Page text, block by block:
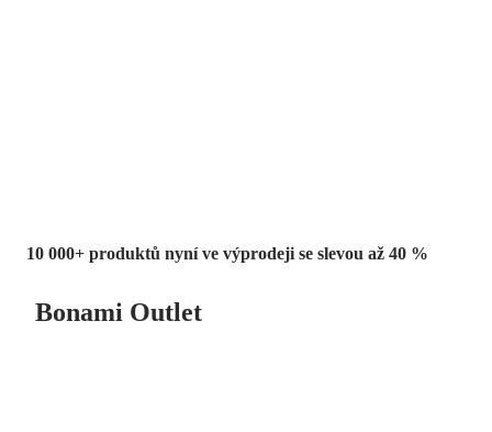
10 000+ produktů nyní ve výprodeji se slevou až 40 %
Bonami Outlet